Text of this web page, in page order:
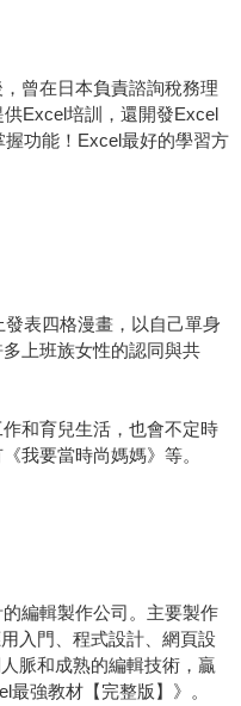
曾在日本負責諮詢稅務理
Excel培訓，還開發Excel
功能！Excel最好的學習方
表四格漫畫，以自己單身
上班族女性的認同與共
和育兒生活，也會不定時
我要當時尚媽媽》等。
編輯製作公司。主要製作
入門、程式設計、網頁設
脈和成熟的編輯技術，贏
強教材【完整版】》。